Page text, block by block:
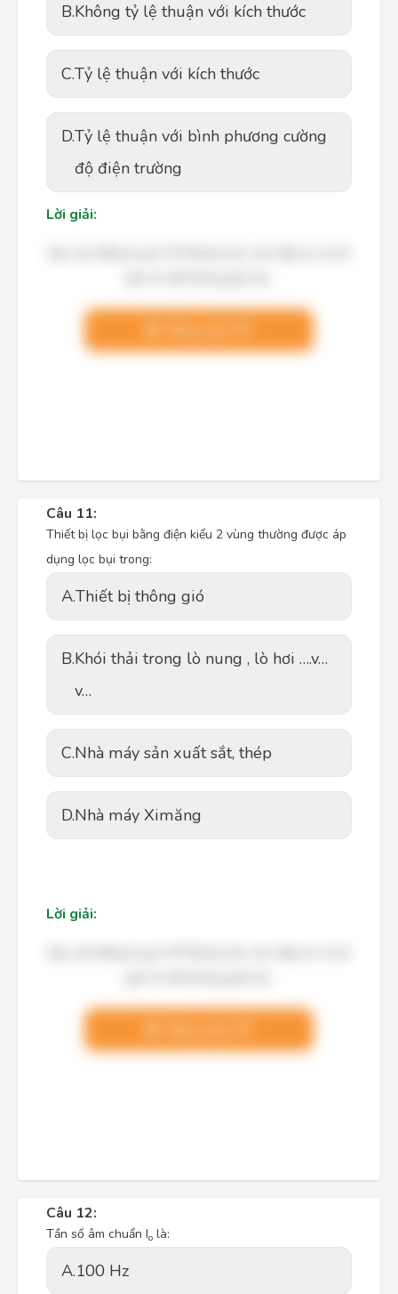
B.Không tỷ lệ thuận với kích thước
C.Tỷ lệ thuận với kích thước
D.Tỷ lệ thuận với bình phương cường
độ điện trường
Lời giải:
Câu 11:
Thiết bị lọc bụi bằng điện kiểu 2 vùng thường được áp
dụng lọc bụi trong:
A.Thiết bị thông gió
B.Khói thải trong lò nung , lò hơi ….v…
v…
C.Nhà máy sản xuất sắt, thép
D.Nhà máy Ximăng
Lời giải:
Câu 12:
Tần số âm chuẩn Io là:
A.100 Hz